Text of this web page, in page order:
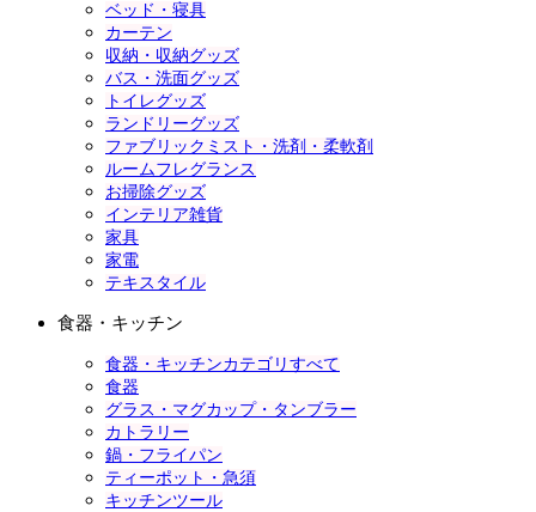
ベッド・寝具
カーテン
収納・収納グッズ
バス・洗面グッズ
トイレグッズ
ランドリーグッズ
ファブリックミスト・洗剤・柔軟剤
ルームフレグランス
お掃除グッズ
インテリア雑貨
家具
家電
テキスタイル
食器・キッチン
食器・キッチンカテゴリすべて
食器
グラス・マグカップ・タンブラー
カトラリー
鍋・フライパン
ティーポット・急須
キッチンツール